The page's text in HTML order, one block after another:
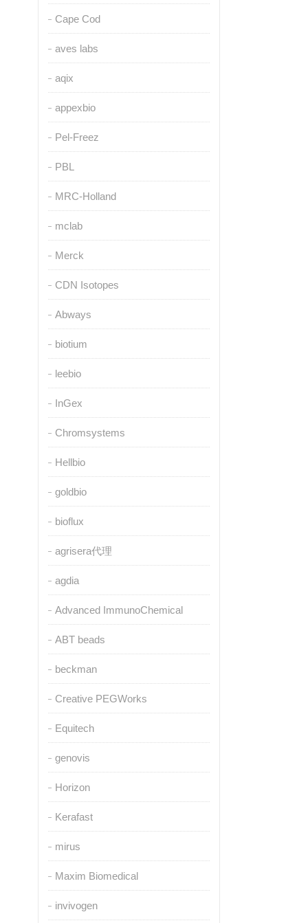
Cape Cod
aves labs
aqix
appexbio
Pel-Freez
PBL
MRC-Holland
mclab
Merck
CDN Isotopes
Abways
biotium
leebio
InGex
Chromsystems
Hellbio
goldbio
bioflux
agrisera代理
agdia
Advanced ImmunoChemical
ABT beads
beckman
Creative PEGWorks
Equitech
genovis
Horizon
Kerafast
mirus
Maxim Biomedical
invivogen